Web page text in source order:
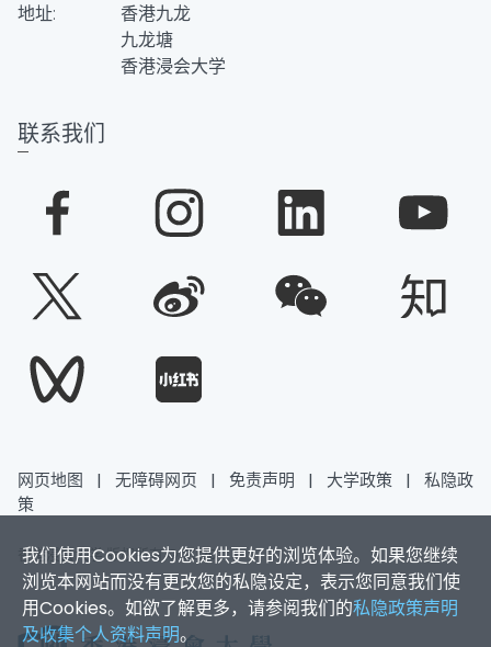
我们使用Cookies为您提供更好的浏览体验。如果您继续
浏览本网站而没有更改您的私隐设定，表示您同意我们使
用Cookies。如欲了解更多，请参阅我们的私隐政策声明
及收集个人资料声明。
地址:
香港九龙
九龙塘
香港浸会大学
联系我们
网页地图 | 无障碍网页 | 免责声明 | 大学政策 |
私隐政
策
香港浸会大学 版权所有 © 2026